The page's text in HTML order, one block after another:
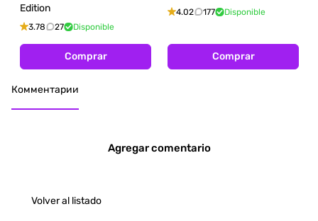
Edition
3.78 27 Disponible
Comprar
4.02 177 Disponible
Comprar
Комментарии
Agregar comentario
Volver al listado